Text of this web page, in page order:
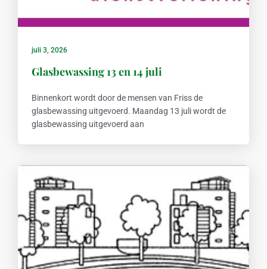
juli 3, 2026
Glasbewassing 13 en 14 juli
Binnenkort wordt door de mensen van Friss de
glasbewassing uitgevoerd. Maandag 13 juli wordt de
glasbewassing uitgevoerd aan